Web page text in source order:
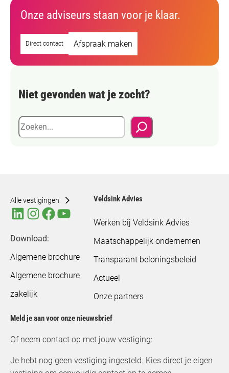
Onze adviseurs staan voor je klaar.
Direct contact Afspraak maken
Niet gevonden wat je zocht?
Z
o
Alle vestigingen
Download:
Algemene brochure
Algemene brochure
zakelijk
Veldsink Advies
Werken bij Veldsink Advies
Maatschappelijk ondernemen
Transparant beloningsbeleid
Actueel
Onze partners
Meld je aan voor onze nieuwsbrief
Of neem contact op met jouw vestiging:
Je hebt nog geen vestiging ingesteld. Kies direct je eigen